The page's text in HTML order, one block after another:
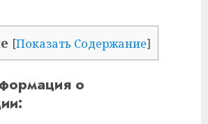
[Показать Содержание]
о